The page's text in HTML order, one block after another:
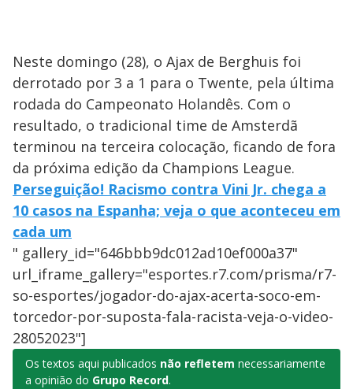
Neste domingo (28), o Ajax de Berghuis foi
derrotado por 3 a 1 para o Twente, pela última
rodada do Campeonato Holandês. Com o
resultado, o tradicional time de Amsterdã
terminou na terceira colocação, ficando de fora
da próxima edição da Champions League.
Perseguição! Racismo contra Vini Jr. chega a
10 casos na Espanha; veja o que aconteceu em
cada um
" gallery_id="646bbb9dc012ad10ef000a37"
url_iframe_gallery="esportes.r7.com/prisma/r7-
so-esportes/jogador-do-ajax-acerta-soco-em-
torcedor-por-suposta-fala-racista-veja-o-video-
28052023"]
Os textos aqui publicados não refletem necessariamente
a opinião do Grupo Record.